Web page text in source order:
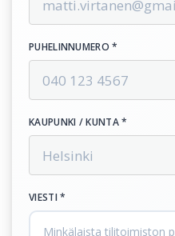
PUHELINNUMERO *
KAUPUNKI / KUNTA *
VIESTI *